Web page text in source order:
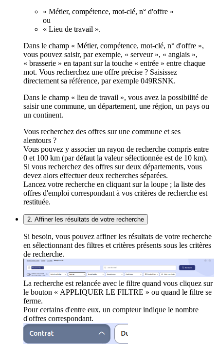
« Métier, compétence, mot-clé, n° d'offre »
ou
« Lieu de travail ».
Dans le champ « Métier, compétence, mot-clé, n° d'offre »,
vous pouvez saisir, par exemple, « serveur », « anglais »,
« brasserie » en tapant sur la touche « entrée » entre chaque
mot. Vous recherchez une offre précise ? Saisissez
directement sa référence, par exemple 049RSNK.
Dans le champ « lieu de travail », vous avez la possibilité de
saisir une commune, un département, une région, un pays ou
un continent.
Vous recherchez des offres sur une commune et ses
alentours ?
Vous pouvez y associer un rayon de recherche compris entre
0 et 100 km (par défaut la valeur sélectionnée est de 10 km).
Si vous recherchez des offres sur deux départements, vous
devez alors effectuer deux recherches séparées.
Lancez votre recherche en cliquant sur la loupe ; la liste des
offres d'emploi correspondant à vos critères de recherche est
restituée.
2. Affiner les résultats de votre recherche
Si besoin, vous pouvez affiner les résultats de votre recherche
en sélectionnant des filtres et critères présents sous les critères
de recherche.
La recherche est relancée avec le filtre quand vous cliquez sur
le bouton « APPLIQUER LE FILTRE » ou quand le filtre se
ferme.
Pour certains d'entre eux, un compteur indique le nombre
d'offres correspondant.